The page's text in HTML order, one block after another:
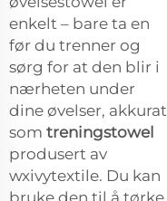
enkelt – bare ta en
før du trenner og
sørg for at den blir i
nærheten under
dine øvelser, akkurat
som treningstowel
produsert av
wxivytextile. Du kan
bruke den til å tørke